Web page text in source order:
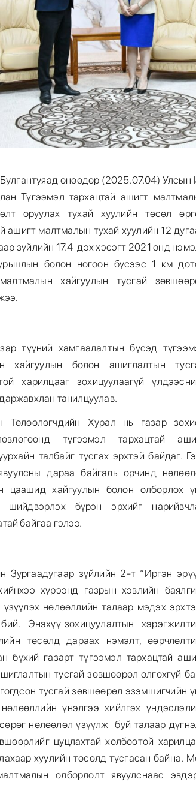
өнөөдөр (2025.07.04) Улсын
Түгээмэл тархацтай ашигт
оруулах тухай хуулийн төсөл
ашигт малтмалын тухай хуулийн 12
зүйлийн 17.4 дэх хэсэгт 2021 онд
болон ногоон бүсээс 1 км
хайгуулын тусгай
түүний хамгаалалтын бүсэд
хайгуулын болон ашиглалтын
харилцааг зохицуулаагүй
танилцуулав.
Төлөөлөгчдийн Хурал нь газар
түгээмэл тархацтай
талбайг тусгах эрхтэй байдаг.
дараа байгаль орчинд
цаашид хайгуулын болон олборлох
шийдвэрлэх бүрэн эрхийг
байгаа гэлээ.
Зургаадугаар зүйлийн 2-т “Иргэн
хүрээнд газрын хэвлийн
нөлөөллийн талаар мэдэх
бий. Энэхүү зохицуулалтын
төсөлд дараах нэмэлт,
бүхий газарт түгээмэл тархацтай
тусгай зөвшөөрөл олгохгүй
тусгай зөвшөөрөл эзэмшигчийн
үнэлгээ хийлгэх
нөлөөлөл үзүүлж буй талаар
цуцлахтай холбоотой
хуулийн төсөлд тусгасан байна.
олборлолт явуулснаас